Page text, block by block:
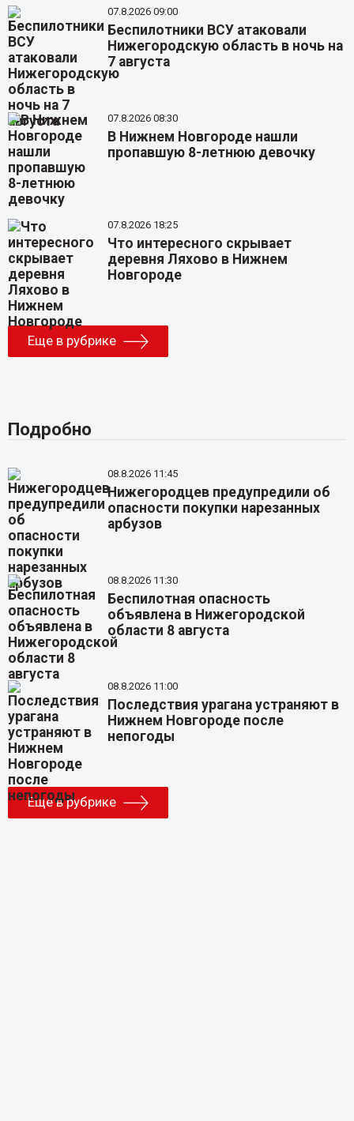
07.8.2026 09:00
Беспилотники ВСУ атаковали
Нижегородскую область в ночь на
7 августа
07.8.2026 08:30
В Нижнем Новгороде нашли
пропавшую 8-летнюю девочку
07.8.2026 18:25
Что интересного скрывает
деревня Ляхово в Нижнем
Новгороде
Еще в рубрике
Подробно
08.8.2026 11:45
Нижегородцев предупредили об
опасности покупки нарезанных
арбузов
08.8.2026 11:30
Беспилотная опасность
объявлена в Нижегородской
области 8 августа
08.8.2026 11:00
Последствия урагана устраняют в
Нижнем Новгороде после
непогоды
Еще в рубрике